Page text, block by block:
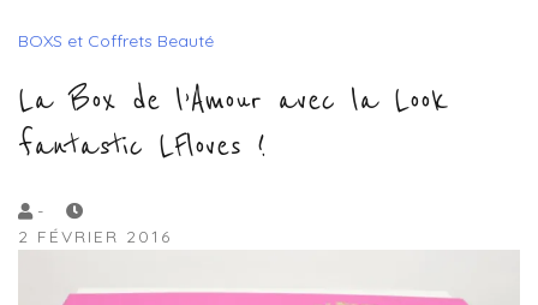
BOXS et Coffrets Beauté
La Box de l’Amour avec la Look
fantastic LFloves !
by
Lola
-
2 FÉVRIER 2016